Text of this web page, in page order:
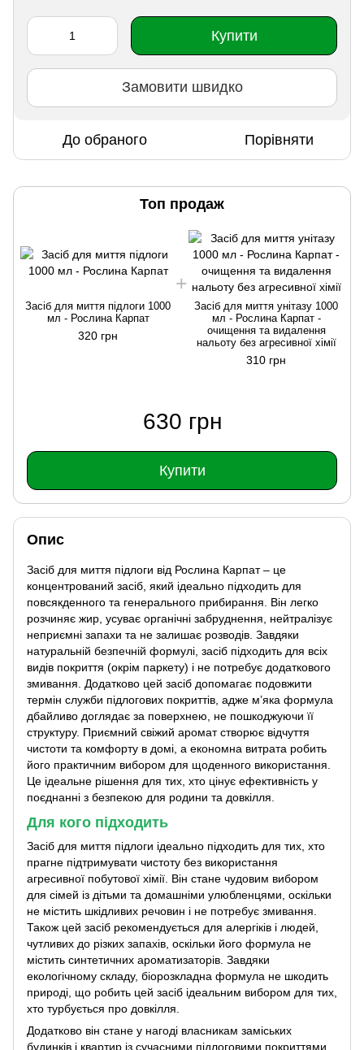
Купити
Замовити швидко
До обраного Порівняти
Топ продаж
Засіб для миття підлоги 1000
мл - Рослина Карпат
320 грн
Засіб для миття унітазу 1000
мл - Рослина Карпат -
очищення та видалення
нальоту без агресивної хімії
310 грн
630 грн
Купити
Опис
Засіб для миття підлоги від Рослина Карпат – це
концентрований засіб, який ідеально підходить для
повсякденного та генерального прибирання. Він легко
розчиняє жир, усуває органічні забруднення, нейтралізує
неприємні запахи та не залишає розводів. Завдяки
натуральній безпечній формулі, засіб підходить для всіх
видів покриття (окрім паркету) і не потребує додаткового
змивання. Додатково цей засіб допомагає подовжити
термін служби підлогових покриттів, адже м’яка формула
дбайливо доглядає за поверхнею, не пошкоджуючи її
структуру. Приємний свіжий аромат створює відчуття
чистоти та комфорту в домі, а економна витрата робить
його практичним вибором для щоденного використання.
Це ідеальне рішення для тих, хто цінує ефективність у
поєднанні з безпекою для родини та довкілля.
Для кого підходить
Засіб для миття підлоги ідеально підходить для тих, хто
прагне підтримувати чистоту без використання
агресивної побутової хімії. Він стане чудовим вибором
для сімей із дітьми та домашніми улюбленцями, оскільки
не містить шкідливих речовин і не потребує змивання.
Також цей засіб рекомендується для алергіків і людей,
чутливих до різких запахів, оскільки його формула не
містить синтетичних ароматизаторів. Завдяки
екологічному складу, біорозкладна формула не шкодить
природі, що робить цей засіб ідеальним вибором для тих,
хто турбується про довкілля.
Додатково він стане у нагоді власникам заміських
будинків і квартир із сучасними підлоговими покриттями,